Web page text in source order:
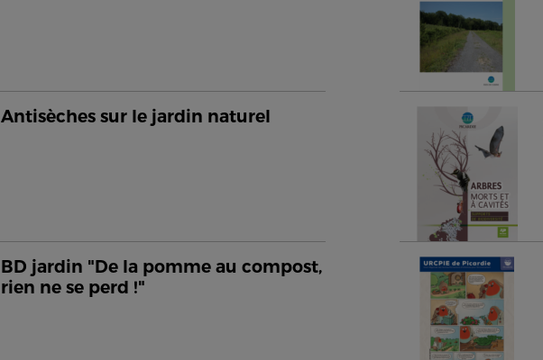
Antisèches sur le jardin naturel
BD jardin "De la pomme au compost,
rien ne se perd !"